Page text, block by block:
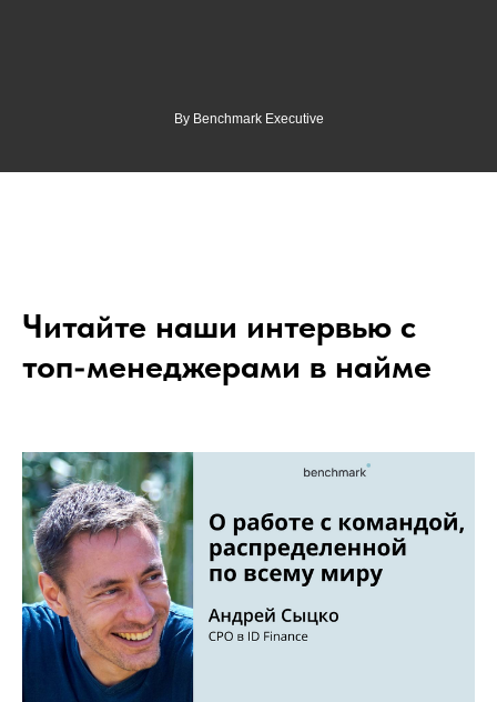
By Benchmark Executive
Читайте наши интервью с
топ-менеджерами в найме